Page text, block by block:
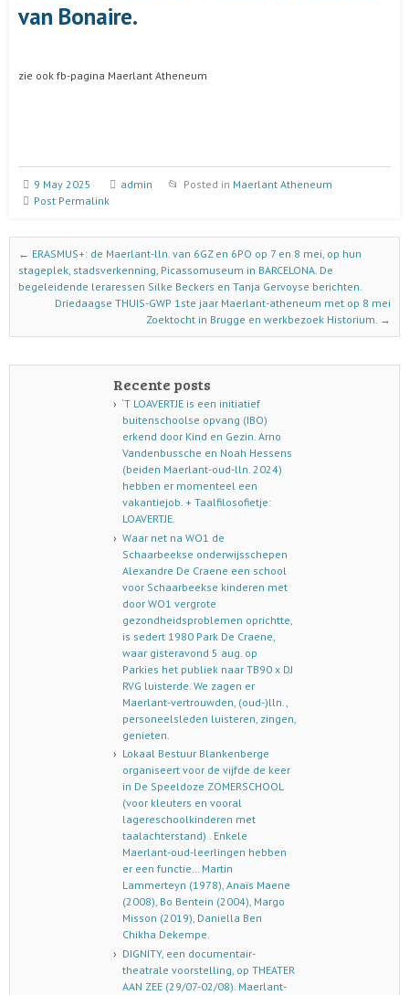
van Bonaire.
zie ook fb-pagina Maerlant Atheneum
9 May 2025 admin Posted in Maerlant Atheneum
Post Permalink
Post navigation
← ERASMUS+: de Maerlant-lln. van 6GZ en 6PO op 7 en 8 mei, op hun
stageplek, stadsverkenning, Picassomuseum in BARCELONA. De
begeleidende leraressen Silke Beckers en Tanja Gervoyse berichten.
Driedaagse THUIS-GWP 1ste jaar Maerlant-atheneum met op 8 mei
Zoektocht in Brugge en werkbezoek Historium. →
Recente posts
‘T LOAVERTJE is een initiatief
buitenschoolse opvang (IBO)
erkend door Kind en Gezin. Arno
Vandenbussche en Noah Hessens
(beiden Maerlant-oud-lln. 2024)
hebben er momenteel een
vakantiejob. + Taalfilosofietje:
LOAVERTJE.
Waar net na WO1 de
Schaarbeekse onderwijsschepen
Alexandre De Craene een school
voor Schaarbeekse kinderen met
door WO1 vergrote
gezondheidsproblemen oprichtte,
is sedert 1980 Park De Craene,
waar gisteravond 5 aug. op
Parkies het publiek naar TB90 x DJ
RVG luisterde. We zagen er
Maerlant-vertrouwden, (oud-)lln.,
personeelsleden luisteren, zingen,
genieten.
Lokaal Bestuur Blankenberge
organiseert voor de vijfde de keer
in De Speeldoze ZOMERSCHOOL
(voor kleuters en vooral
lagereschoolkinderen met
taalachterstand) . Enkele
Maerlant-oud-leerlingen hebben
er een functie… Martin
Lammerteyn (1978), Anaïs Maene
(2008), Bo Bentein (2004), Margo
Misson (2019), Daniella Ben
Chikha Dekempe.
DIGNITY, een documentair-
theatrale voorstelling, op THEATER
AAN ZEE (29/07-02/08). Maerlant-